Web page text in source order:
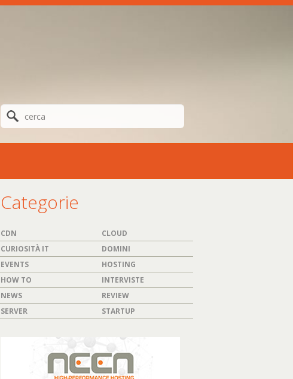
Categorie
CDN
CLOUD
CURIOSITÀ IT
DOMINI
EVENTS
HOSTING
HOW TO
INTERVISTE
NEWS
REVIEW
SERVER
STARTUP